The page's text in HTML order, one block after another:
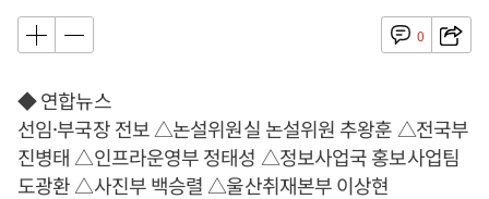
0
◆ 연합뉴스
선임·부국장 전보 △논설위원실 논설위원 추왕훈 △전국부
진병태 △인프라운영부 정태성 △정보사업국 홍보사업팀
도광환 △사진부 백승렬 △울산취재본부 이상현